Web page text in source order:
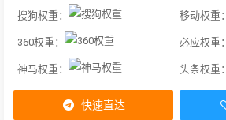
搜狗权重： 移动权重：
360权重： 必应权重：
神马权重： 头条权重：
快速直达